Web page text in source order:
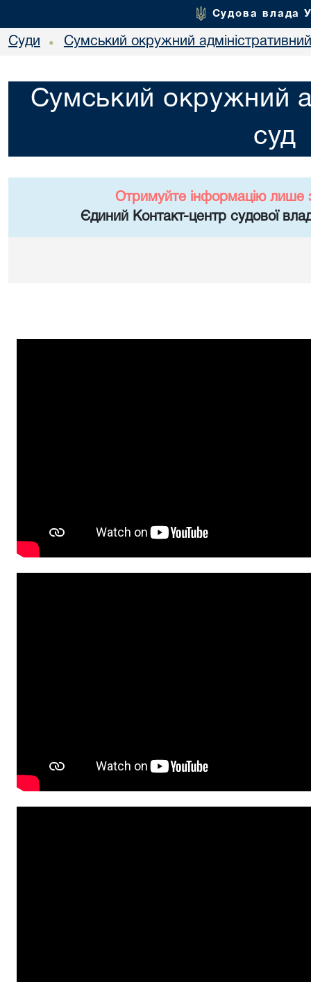
Судова влада
Суди • Сумський окружний
Сумський окружний
суд
Отримуйте інформацію лише
Єдиний Контакт-центр судової